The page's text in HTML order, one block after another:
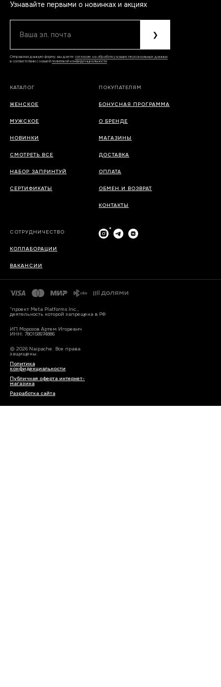
Узнавайте первыми о новинках и акциях
Ваша эл. почта ❯
Отправляя данную форму, вы даете согласие на обработку ваших персональных данных
в соответствии с нашей политикой конфиденциальности
КАТАЛОГ
ЖЕНСКОЕ
МУЖСКОЕ
НОВИНКИ
СМОТРЕТЬ ВСЕ
НАБОР ЗАПРИНТУЙ
СЕРТИФИКАТЫ
ПОКУПАТЕЛЯМ
БОНУСНАЯ ПРОГРАММА
О БРЕНДЕ
МАГАЗИНЫ
ДОСТАВКА
ОПЛАТА
ОБМЕН И ВОЗВРАТ
КОНТАКТЫ
СОТРУДНИЧЕСТВО
КОЛЛАБОРАЦИИ
ВАКАНСИИ
*
*проект Meta Platforms Inc.,
деятельность которой запрещена в РФ
ИП Морозов Артем Игоревич
ИНН: 780158974886
© 2026 Naipache. Все права
защищены.
Политика
конфиденциальности
Публичная оферта интернет-
магазина
Разработка сайта